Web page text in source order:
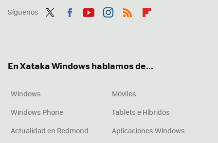
Síguenos
En Xataka Windows hablamos de...
Windows
Móviles
Windows Phone
Tablets e Híbridos
Actualidad en Redmond
Aplicaciones Windows